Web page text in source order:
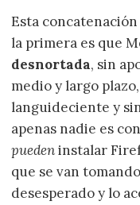
Esta
la primera es que
desnortada, sin
medio y largo
languideciente y
apenas nadie es
puedeninstalar
que se van
desesperado y lo